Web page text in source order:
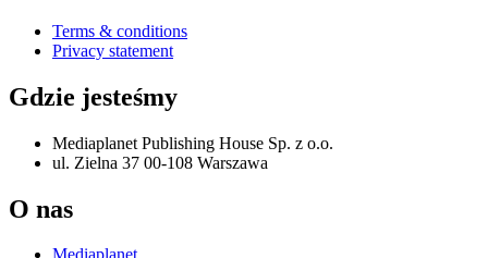
Terms & conditions
Privacy statement
Gdzie jesteśmy
Mediaplanet Publishing House Sp. z o.o.
ul. Zielna 37 00-108 Warszawa
O nas